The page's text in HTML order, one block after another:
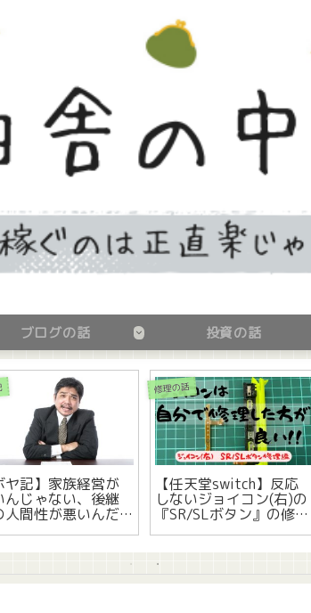
ブログの話 投資の話
ヤ記】家族経営が
んじゃない、後継
人間性が悪いんだ
話
修理の話
【任天堂switch】反応
しないジョイコン(右)の
『SR/SLボタン』の修理
手順って話